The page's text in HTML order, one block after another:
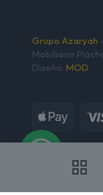
Grupo Azaryah
Mobiliario
Diseño: MOD